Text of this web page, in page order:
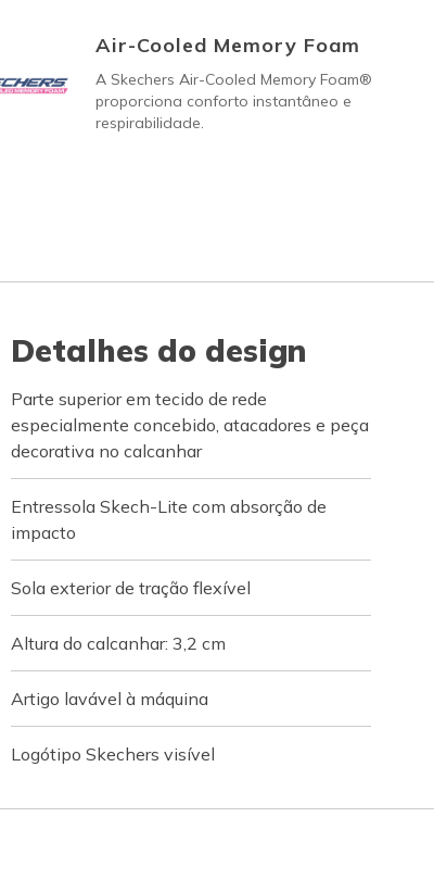
Air-Cooled Memory Foam
A Skechers Air-Cooled Memory Foam®
proporciona conforto instantâneo e
respirabilidade.
Detalhes do design
Parte superior em tecido de rede
especialmente concebido, atacadores e peça
decorativa no calcanhar
Entressola Skech-Lite com absorção de
impacto
Sola exterior de tração flexível
Altura do calcanhar: 3,2 cm
Artigo lavável à máquina
Logótipo Skechers visível